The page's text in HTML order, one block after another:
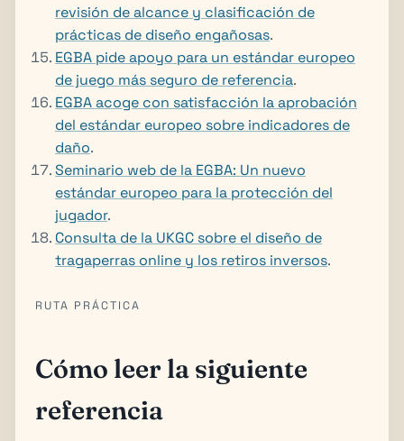
revisión de alcance y clasificación de
prácticas de diseño engañosas.
EGBA pide apoyo para un estándar europeo
de juego más seguro de referencia.
EGBA acoge con satisfacción la aprobación
del estándar europeo sobre indicadores de
daño.
Seminario web de la EGBA: Un nuevo
estándar europeo para la protección del
jugador.
Consulta de la UKGC sobre el diseño de
tragaperras online y los retiros inversos.
RUTA PRÁCTICA
Cómo leer la siguiente
referencia